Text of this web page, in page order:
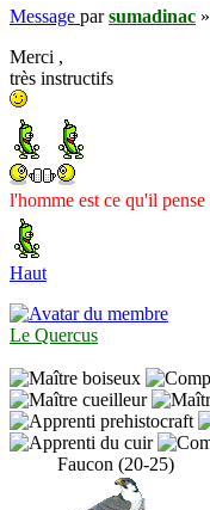
Message parsumadinac »
Merci ,
très instructifs
l'homme est ce qu'il
Haut
Le Quercus
Faucon (20-25)